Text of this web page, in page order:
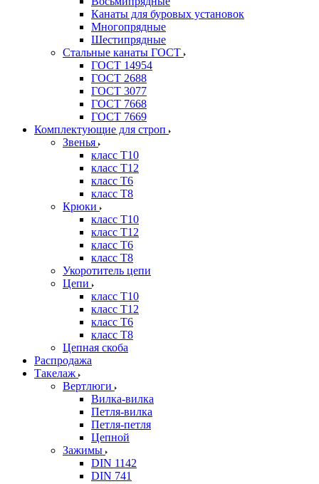
Канаты для буровых установок
Многопрядные
Шестипрядные
Стальные канаты ГОСТ
ГОСТ 14954
ГОСТ 2688
ГОСТ 3077
ГОСТ 7668
ГОСТ 7669
Комплектующие для строп
Звенья
класс Т10
класс Т12
класс Т6
класс Т8
Крюки
класс Т10
класс Т12
класс Т6
класс Т8
Укоротитель цепи
Цепи
класс Т10
класс Т12
класс Т6
класс Т8
Цепная скоба
Распродажа
Такелаж
Вертлюги
Вилка-вилка
Петля-вилка
Петля-петля
Цепной
Зажимы
DIN 1142
DIN 741